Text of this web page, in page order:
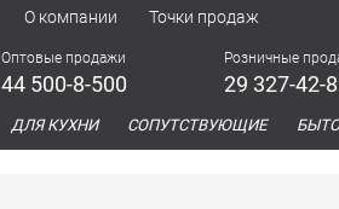
О компании Точки продаж
Оптовые продажи
44 500-8-500
Розничные
29 327-42-
ДЛЯ КУХНИ СОПУТСТВУЮЩИЕ